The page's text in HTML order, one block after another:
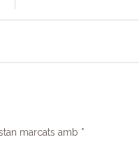
marcats amb *